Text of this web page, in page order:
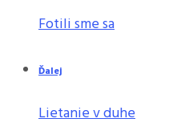
Fotili sme sa
Ďalej
Lietanie v duhe